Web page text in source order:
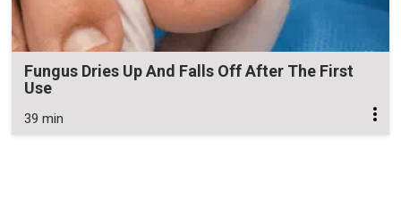
Fungus Dries Up And Falls Off After The First
Use
39 min